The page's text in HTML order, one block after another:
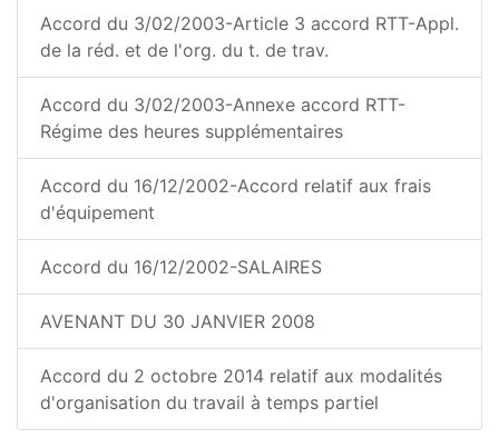
Accord du 3/02/2003-Article 3 accord RTT-Appl.
de la réd. et de l'org. du t. de trav.
Accord du 3/02/2003-Annexe accord RTT-
Régime des heures supplémentaires
Accord du 16/12/2002-Accord relatif aux frais
d'équipement
Accord du 16/12/2002-SALAIRES
AVENANT DU 30 JANVIER 2008
Accord du 2 octobre 2014 relatif aux modalités
d'organisation du travail à temps partiel